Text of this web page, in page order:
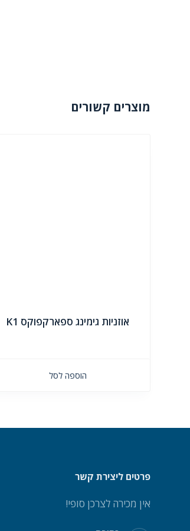
מוצרים קשורים
אוזניות גימינג ספארקפוקס K1
הוספה לסל
פרטים ליצירת קשר
אין מכירה לצרכן סופי!